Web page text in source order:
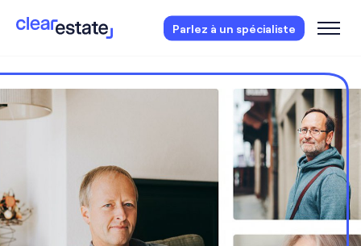
Parlez à un spécialiste
Des questions?Réservez votre consultation